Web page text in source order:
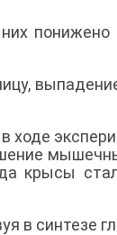
в ходе
крысы
в синтезе